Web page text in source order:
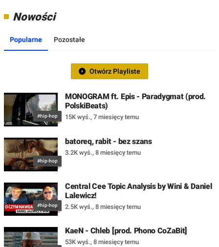
Nowości
Popularne Pozostałe
Otwórz Playliste
#hip-hop
MONOGRAM ft. Epis - Paradygmat (prod.
PolskiBeats)
15K wyś., 7 miesięcy temu
#hip-hop
batoreq, rabit - bez szans
3.2K wyś., 8 miesięcy temu
#hip-hop
Central Cee Topic Analysis by Wini & Daniel
Lalewicz!
2.5K wyś., 8 miesięcy temu
KaeN - Chleb [prod. Phono CoZaBit]
53K wyś., 8 miesięcy temu